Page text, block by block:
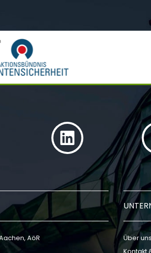
AöR
Über uns
Kontakt